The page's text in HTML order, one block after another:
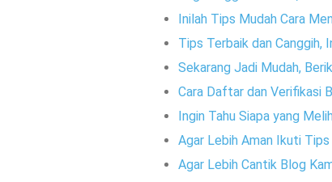
Inilah Tips Mudah Cara
Tips Terbaik dan Canggih,
Sekarang Jadi Mudah,
Cara Daftar dan Verifikasi
Ingin Tahu Siapa yang
Agar Lebih Aman Ikuti
Agar Lebih Cantik Blog